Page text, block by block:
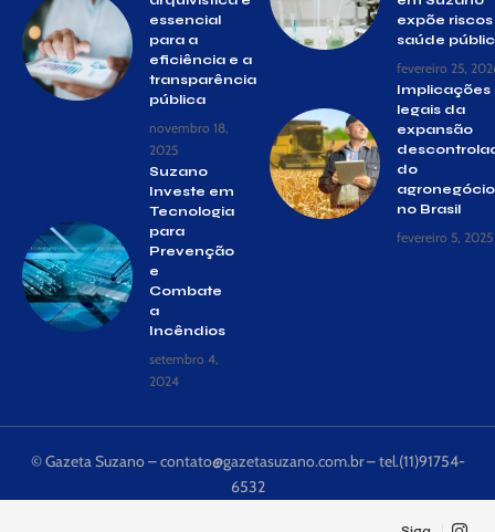
essencial
para a
eficiência e a
transparência
pública
novembro 18,
2025
Suzano
Investe em
Tecnologia
para
Prevenção
e
Combate
a
Incêndios
setembro 4,
2024
expõe riscos
saúde
fevereiro 25,
Implicações
legais da
expansão
do
agronegócio
no Brasil
fevereiro 5, 2025
© Gazeta Suzano –contato@gazetasuzano.com.br– tel.(11)91754-
6532